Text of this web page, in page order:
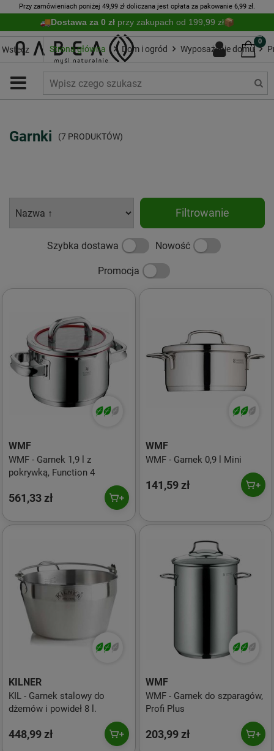
Przy zamówieniach poniżej 49,99 zł doliczana jest opłata za pakowanie 6,99 zł.
Dostawa za 0 zł przy zakupach od 199,99 zł
0
Wstecz Strona główna Dom i ogród Wyposażenie domu
Garnki (7 PRODUKTÓW)
Filtrowanie
Szybka dostawa Nowość
Promocja
WMF
WMF - Garnek 1,9 l z
pokrywką, Function 4
561,33 zł
WMF
WMF - Garnek 0,9 l Mini
141,59 zł
KILNER
KIL - Garnek stalowy do
dżemów i powideł 8 l.
448,99 zł
WMF
WMF - Garnek do szparagów,
Profi Plus
203,99 zł